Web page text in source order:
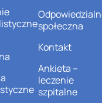
społeczna
Kontakt
Ankieta –
leczenie
szpitalne